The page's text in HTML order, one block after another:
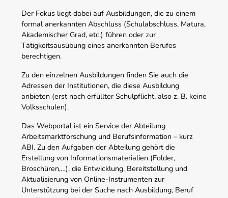
Der Fokus liegt dabei auf Ausbildungen, die zu einem
formal anerkannten Abschluss (Schulabschluss, Matura,
Akademischer Grad, etc.) führen oder zur
Tätigkeitsausübung eines anerkannten Berufes
berechtigen.
Zu den einzelnen Ausbildungen finden Sie auch die
Adressen der Institutionen, die diese Ausbildung
anbieten (erst nach erfüllter Schulpflicht, also z. B. keine
Volksschulen).
Das Webportal ist ein Service der Abteilung
Arbeitsmarktforschung und Berufsinformation – kurz
ABI. Zu den Aufgaben der Abteilung gehört die
Erstellung von Informationsmaterialien (Folder,
Broschüren,…), die Entwicklung, Bereitstellung und
Aktualisierung von Online-Instrumenten zur
Unterstützung bei der Suche nach Ausbildung, Beruf